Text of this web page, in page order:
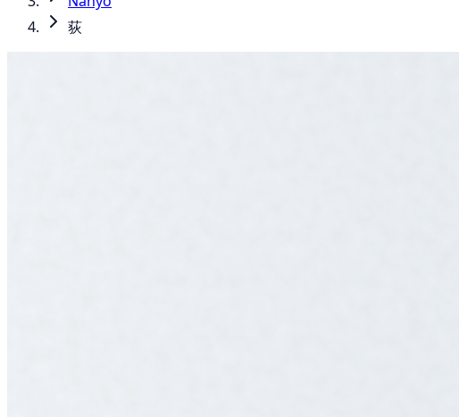
荻